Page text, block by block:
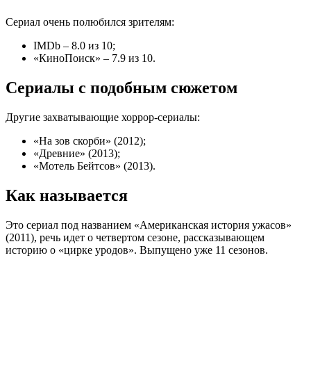
Сериал очень полюбился зрителям:
IMDb – 8.0 из 10;
«КиноПоиск» – 7.9 из 10.
Сериалы с подобным сюжетом
Другие захватывающие хоррор-сериалы:
«На зов скорби» (2012);
«Древние» (2013);
«Мотель Бейтсов» (2013).
Как называется
Это сериал под названием «Американская история ужасов»
(2011), речь идет о четвертом сезоне, рассказывающем
историю о «цирке уродов». Выпущено уже 11 сезонов.